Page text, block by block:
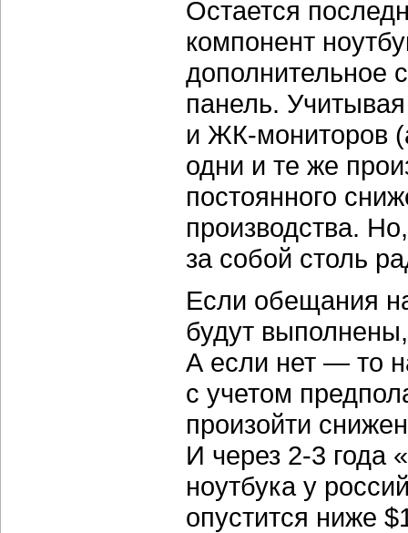
Остается
компонент
дополнительное
панель.
и ЖК-мониторов
одни и те же
постоянного
производства.
за собой столь
Если обещания
будут
А если нет — то
с учетом
произойти
И через 2-3 года
ноутбука у
опустится ниже